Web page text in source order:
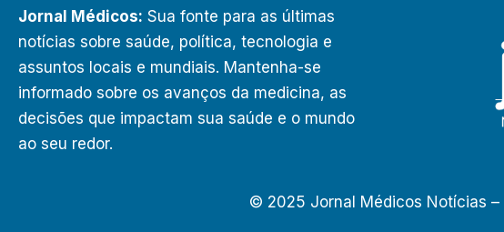
Jornal Médicos: Sua fonte para as últimas
notícias sobre saúde, política, tecnologia e
assuntos locais e mundiais. Mantenha-se
informado sobre os avanços da medicina, as
decisões que impactam sua saúde e o mundo
ao seu redor.
© 2025 Jornal Médicos Notícias –